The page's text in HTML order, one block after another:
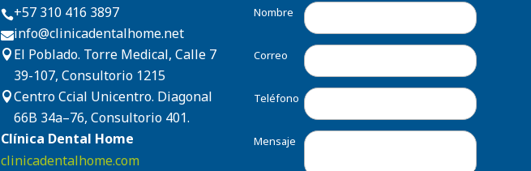
+57 310 416 3897
info@clinicadentalhome.net
 El Poblado. Torre Medical, Calle 7
39-107, Consultorio 1215
Centro Ccial Unicentro. Diagonal
66B 34a–76, Consultorio 401.
Clínica Dental Home
clinicadentalhome.com
Nombre
Correo
Teléfono
Mensaje